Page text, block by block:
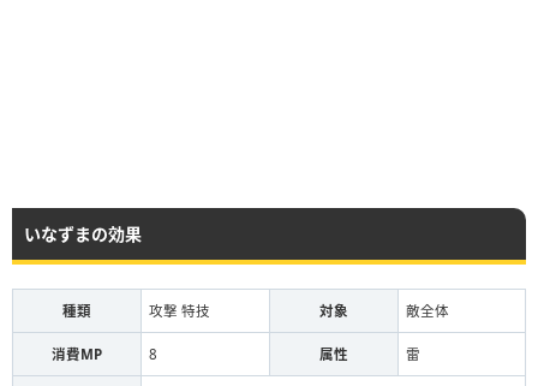
いなずまの効果
種類 攻撃 特技 対象 敵全体
消費MP 8 属性 雷